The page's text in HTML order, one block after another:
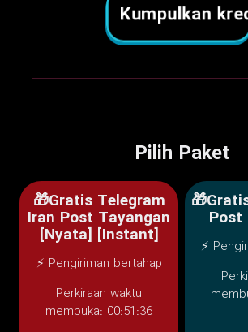
Kumpulkan
Pilih Paket
🎁Gratis Telegram
Iran Post Tayangan
[Nyata] [Instant]
⚡ Pengiriman bertahap
Perkiraan waktu
membuka: 00:51:36
Post
⚡